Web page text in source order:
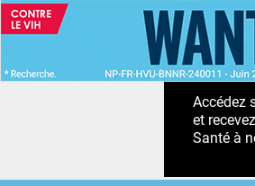
Accédez
et
Santé à